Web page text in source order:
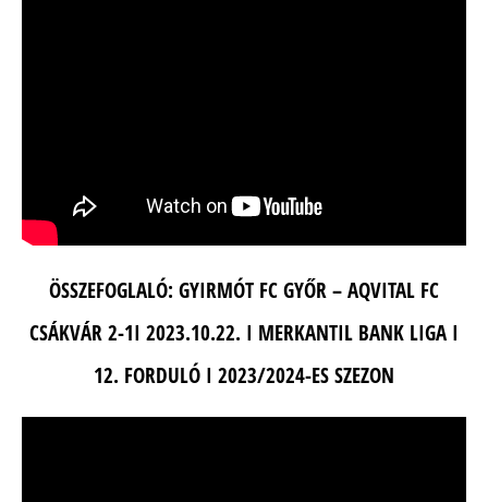
ÖSSZEFOGLALÓ: GYIRMÓT FC GYŐR – AQVITAL FC
CSÁKVÁR 2-1I 2023.10.22. I MERKANTIL BANK LIGA I
12. FORDULÓ I 2023/2024-ES SZEZON